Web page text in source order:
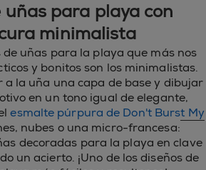
uñas para playa con
minimalista
de uñas para la playa que más nos
y bonitos son los minimalistas.
a la uña una capa de base y dibujar
en un tono igual de elegante,
esmalte púrpura de Don't Burst My
nubes o una micro-francesa:
decoradas para la playa en clave
un acierto. ¡Uno de los diseños de